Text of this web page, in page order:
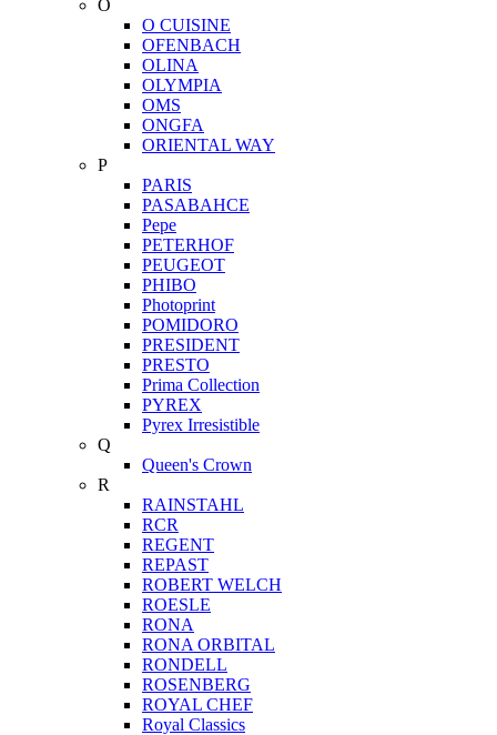
O
O CUISINE
OFENBACH
OLINA
OLYMPIA
OMS
ONGFA
ORIENTAL WAY
P
PARIS
PASABAHCE
Pepe
PETERHOF
PEUGEOT
PHIBO
Photoprint
POMIDORO
PRESIDENT
PRESTO
Prima Collection
PYREX
Pyrex Irresistible
Q
Queen's Crown
R
RAINSTAHL
RCR
REGENT
REPAST
ROBERT WELCH
ROESLE
RONA
RONA ORBITAL
RONDELL
ROSENBERG
ROYAL CHEF
Royal Classics